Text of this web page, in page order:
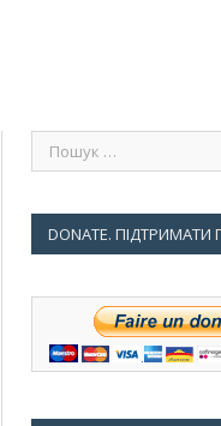
DONATE. ПІДТРИМАТИ